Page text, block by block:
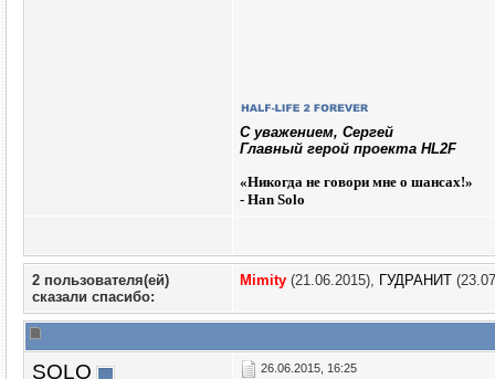
C уважением, Сергей
Главный герой проекта HL2F
«Никогда не говори мне о шансах!»
- Han Solo
2 пользователя(ей)
сказали cпасибо:
Mimity (21.06.2015), ГУДРАНИТ
SOLO 26.06.2015, 16:25